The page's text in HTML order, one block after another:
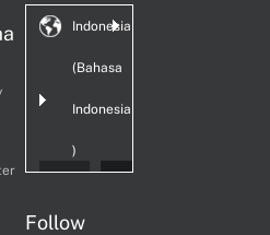
Indonesia
(Bahasa
Indonesia
)
Follow